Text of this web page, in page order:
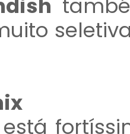
está